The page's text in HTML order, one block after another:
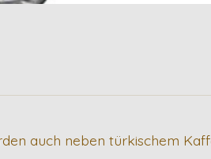
auch neben türkischem